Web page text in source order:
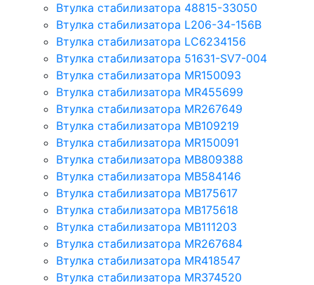
Втулка стабилизатора 48815-33050
Втулка стабилизатора L206-34-156B
Втулка стабилизатора LC6234156
Втулка стабилизатора 51631-SV7-004
Втулка стабилизатора MR150093
Втулка стабилизатора MR455699
Втулка стабилизатора MR267649
Втулка стабилизатора MB109219
Втулка стабилизатора MR150091
Втулка стабилизатора MB809388
Втулка стабилизатора MB584146
Втулка стабилизатора MB175617
Втулка стабилизатора MB175618
Втулка стабилизатора MB111203
Втулка стабилизатора MR267684
Втулка стабилизатора MR418547
Втулка стабилизатора MR374520